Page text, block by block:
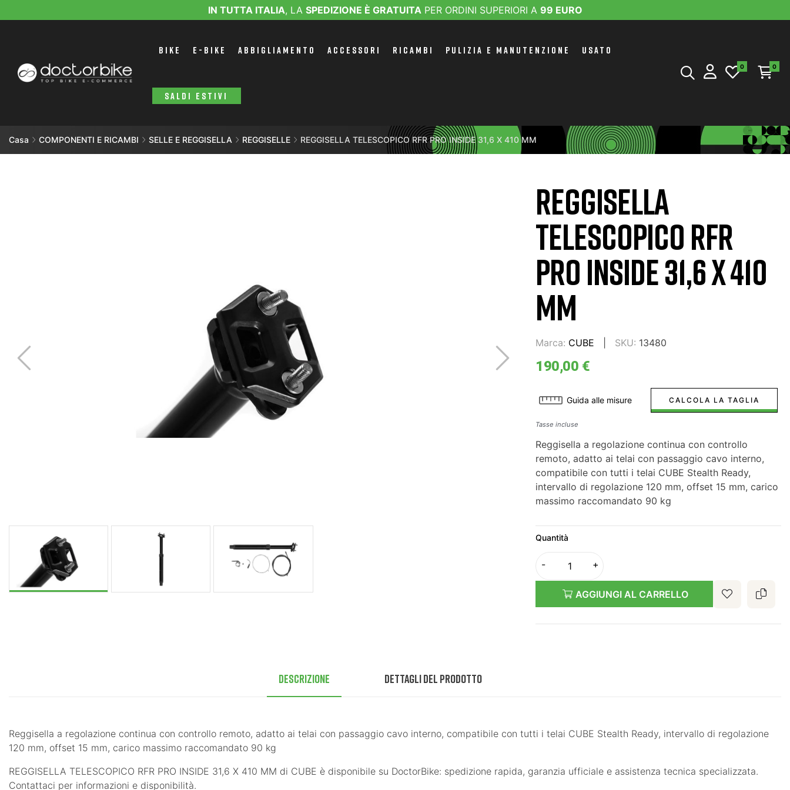
IN TUTTA ITALIA, LA SPEDIZIONE È GRATUITAPER ORDINI SUPERIORI A 99 EURO
BIKE E-BIKE ABBIGLIAMENTO ACCESSORI RICAMBI PULIZIA E MANUTENZIONE USATO
SALDI ESTIVI
0 0
Casa COMPONENTI E RICAMBI SELLE E REGGISELLA REGGISELLE REGGISELLA TELESCOPICO RFR PRO INSIDE 31,6 X 410 MM
REGGISELLA
TELESCOPICO RFR
PRO INSIDE 31,6 X 410
MM
Marca: CUBE SKU: 13480
190,00 €
Guida alle misure CALCOLA LA TAGLIA
Tasse incluse
Reggisella a regolazione continua con controllo
remoto, adatto ai telai con passaggio cavo interno,
compatibile con tutti i telai CUBE Stealth Ready,
intervallo di regolazione 120 mm, offset 15 mm, carico
massimo raccomandato 90 kg
Quantità
AGGIUNGI AL CARRELLO
Descrizione Dettagli del prodotto
Reggisella a regolazione continua con controllo remoto, adatto ai telai con passaggio cavo interno, compatibile con tutti i telai CUBE Stealth Ready, intervallo di regolazione
120 mm, offset 15 mm, carico massimo raccomandato 90 kg
REGGISELLA TELESCOPICO RFR PRO INSIDE 31,6 X 410 MM di CUBE è disponibile su DoctorBike: spedizione rapida, garanzia ufficiale e assistenza tecnica specializzata.
Contattaci per informazioni e disponibilità.